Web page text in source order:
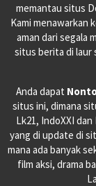
memantau situs
Kami menawarkan
aman dari segala
situs berita di laur
Anda dapat
situs ini, dimana
Lk21, IndoXXI dan
yang di update di
mana ada banyak
film aksi, drama